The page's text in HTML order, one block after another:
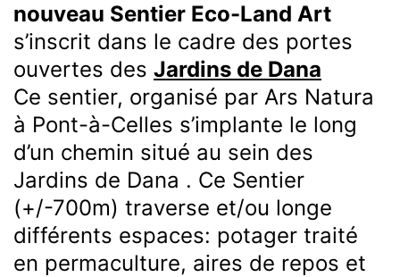
nouveau Sentier Eco-Land Art
s’inscrit dans le cadre des portes
ouvertes des Jardins de Dana
Ce sentier, organisé par Ars Natura
à Pont-à-Celles s’implante le long
d’un chemin situé au sein des
Jardins de Dana . Ce Sentier
(+/-700m) traverse et/ou longe
différents espaces: potager traité
en permaculture, aires de repos et